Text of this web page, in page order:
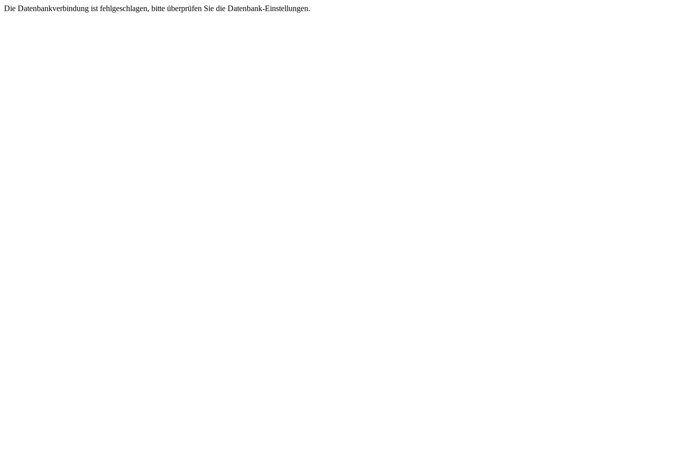
Die Datenbankverbindung ist fehlgeschlagen, bitte überprüfen Sie die Datenbank-Einstellungen.